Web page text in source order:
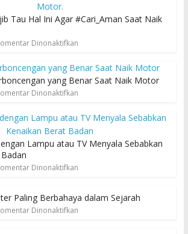
Tau Hal Ini Agar #Cari_Aman Saat Naik
Dinonaktifkan
yang Benar Saat Naik Motor
Dinonaktifkan
Lampu atau TV Menyala Sebabkan
Dinonaktifkan
Paling Berbahaya dalam Sejarah
Dinonaktifkan